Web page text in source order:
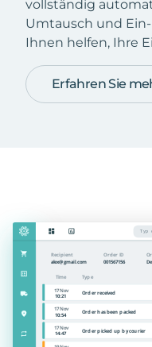
vollständig
Umtausch und
Ihnen helfen, Ihre
Erfahren Sie